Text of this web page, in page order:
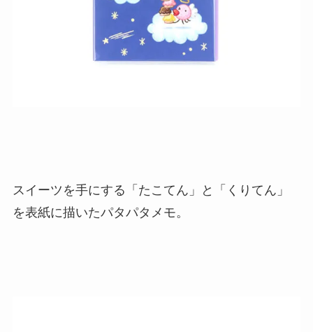
スイーツを手にする「たこてん」と「くりてん」
を表紙に描いたパタパタメモ。